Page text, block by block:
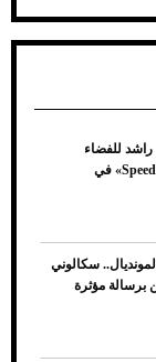
أشهر
للفضاء
يحتفيان بإرث «Speedmaster» في
سكالوني
برسالة مؤثرة